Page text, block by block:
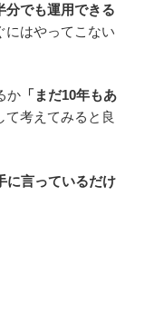
分でも運用できる
にはやってこない
か 「まだ10年もあ
て考えてみると良
に言っているだけ